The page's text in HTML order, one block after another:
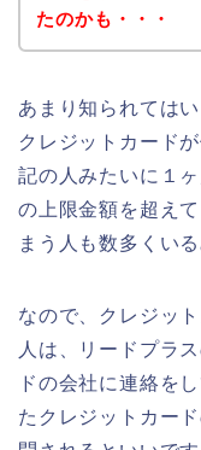
たのかも・・・
あまり知られては
クレジットカード
記の人みたいに１
の上限金額を超え
まう人も数多くい
なので、クレジッ
人は、リードプラ
ドの会社に連絡を
たクレジットカー